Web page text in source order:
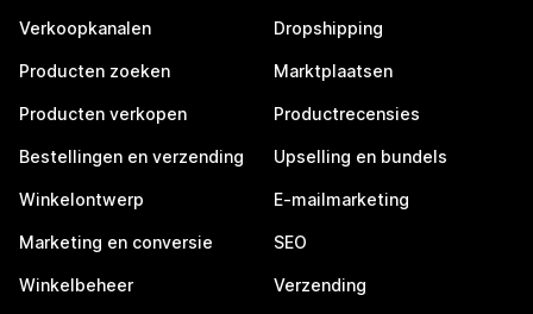
Verkoopkanalen
Producten zoeken
Producten verkopen
Bestellingen en verzending
Winkelontwerp
Marketing en conversie
Winkelbeheer
Dropshipping
Marktplaatsen
Productrecensies
Upselling en bundels
E-mailmarketing
SEO
Verzending